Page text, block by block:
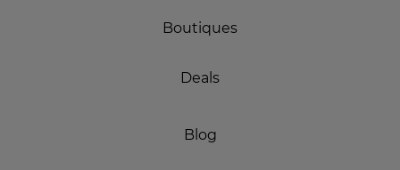
Boutiques
Deals
Blog